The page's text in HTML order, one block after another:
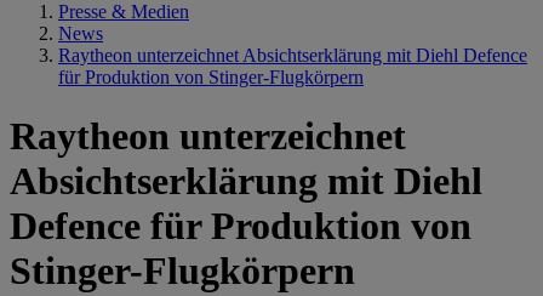
Presse & Medien
News
Raytheon unterzeichnet Absichtserklärung mit Diehl Defence
für Produktion von Stinger-Flugkörpern
Raytheon unterzeichnet
Absichtserklärung mit Diehl
Defence für Produktion von
Stinger-Flugkörpern